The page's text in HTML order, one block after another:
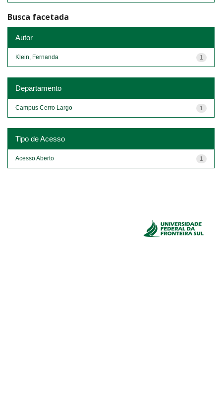
Busca facetada
Autor
1
Klein, Fernanda
Departamento
1
Campus Cerro Largo
Tipo de Acesso
1
Acesso Aberto